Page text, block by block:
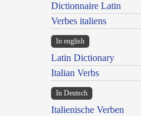
Dictionnaire Latin
Verbes italiens
In english
Latin Dictionary
Italian Verbs
In Deutsch
Italienische Verben